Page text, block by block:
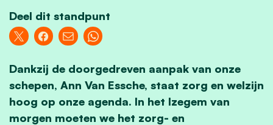
Deel dit standpunt
Dankzij de doorgedreven aanpak van onze
schepen, Ann Van Essche, staat zorg en welzijn
hoog op onze agenda. In het Izegem van
morgen moeten we het zorg- en